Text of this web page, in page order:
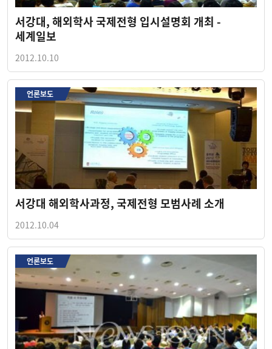
서강대, 해외학사 국제전형 입시설명회 개최 -
세계일보
2012.10.10
언론보도
서강대 해외학사과정, 국제전형 모범사례 소개
2012.10.04
언론보도